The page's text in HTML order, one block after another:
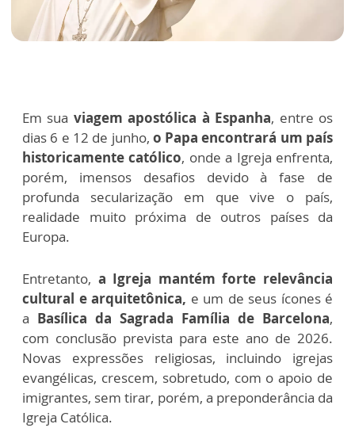
Em sua viagem apostólica à Espanha, entre os
dias 6 e 12 de junho, o Papa encontrará um país
historicamente católico, onde a Igreja enfrenta,
porém, imensos desafios devido à fase de
profunda secularização em que vive o país,
realidade muito próxima de outros países da
Europa.
Entretanto, a Igreja mantém forte relevância
cultural e arquitetônica, e um de seus ícones é
a Basílica da Sagrada Família de Barcelona,
com conclusão prevista para este ano de 2026.
Novas expressões religiosas, incluindo igrejas
evangélicas, crescem, sobretudo, com o apoio de
imigrantes, sem tirar, porém, a preponderância da
Igreja Católica.